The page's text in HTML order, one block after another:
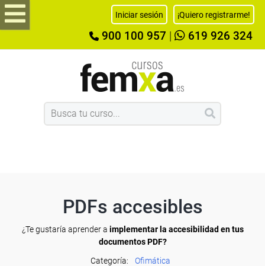
Iniciar sesión ¡Quiero registrarme!
900 100 957 619 926 324
PDFs accesibles
¿Te gustaría aprender a implementar la accesibilidad en tus
documentos PDF?
Categoría:
Ofimática